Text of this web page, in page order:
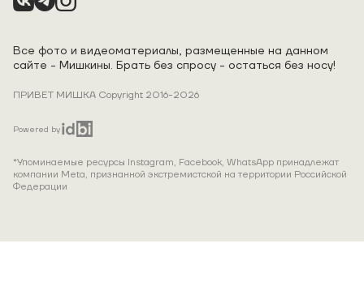
Все фото и видеоматериалы, размещенные на данном
сайте - Мишкины. Брать без спросу - остаться без носу!
ПРИВЕТ МИШКА Copyright 2016-2026
Powered by
*Упоминаемые ресурсы Instagram, Facebook, WhatsApp принадлежат
компании Meta, признанной экстремистской на территории Российской
Федерации